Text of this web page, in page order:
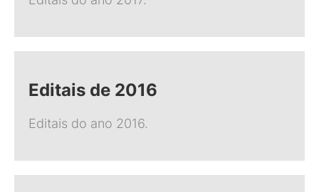
Editais de 2016
Editais do ano 2016.